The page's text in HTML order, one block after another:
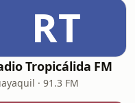
RT
Tropicálida FM
· 91.3 FM